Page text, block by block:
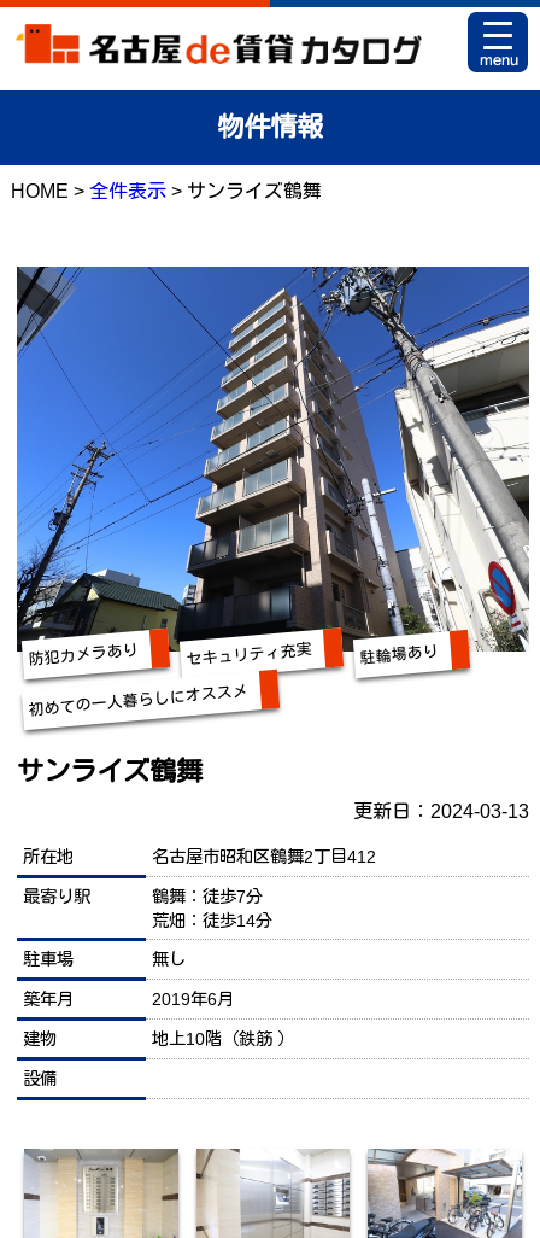
物件情報
HOME > 全件表示> サンライズ鶴舞
防犯カメラあり セキュリティ充実 駐輪場あり
初めての一人暮らしにオススメ
サンライズ鶴舞
更新日：2024-03-13
所在地 名古屋市昭和区鶴舞2丁目412
最寄り駅
鶴舞：徒歩7分
荒畑：徒歩14分
駐車場
無し
築年月 2019年6月
建物 地上10階（鉄筋 ）
設備
駅名から探す
地図から探す
アパマンショップ 栄店
アパマンショップ 御器所店
お問い合せ